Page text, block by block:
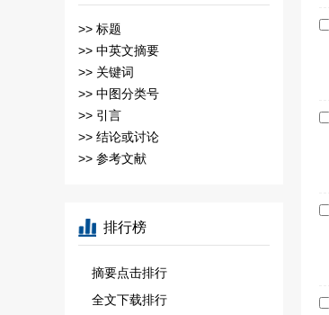
>> 标题
>> 中英文摘要
>> 关键词
>> 中图分类号
>> 引言
>> 结论或讨论
>> 参考文献
排行榜
摘要点击排行
全文下载排行